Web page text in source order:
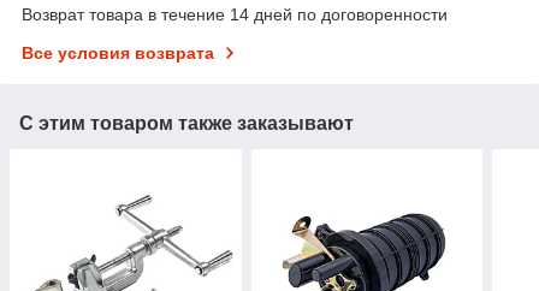
Возврат товара в течение 14 дней по договоренности
Все условия возврата
С этим товаром также заказывают